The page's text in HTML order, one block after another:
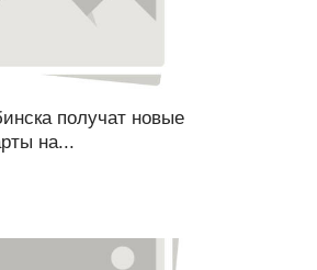
получат новые
на...